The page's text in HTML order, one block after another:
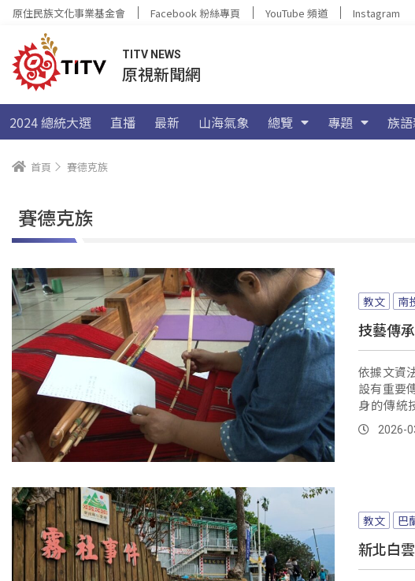
原住民族文化事業基金會 Facebook 粉絲專頁 YouTube 頻道 Instagram
TITV NEWS
原視新聞網
2024 總統大選 直播 最新 山海氣象 總覽 專題 族
首頁 賽德克族
賽德克族
教文 南
技藝傳
依據文資
設有重要
身的傳統
覺，如果
來開班授
2026-
教文 巴
新北白